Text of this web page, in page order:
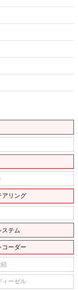
アリング
ステム
コーダー
続
ィーゼル